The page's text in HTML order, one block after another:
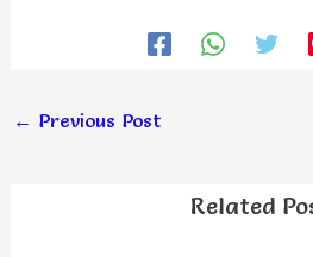
← Previous Post
Related